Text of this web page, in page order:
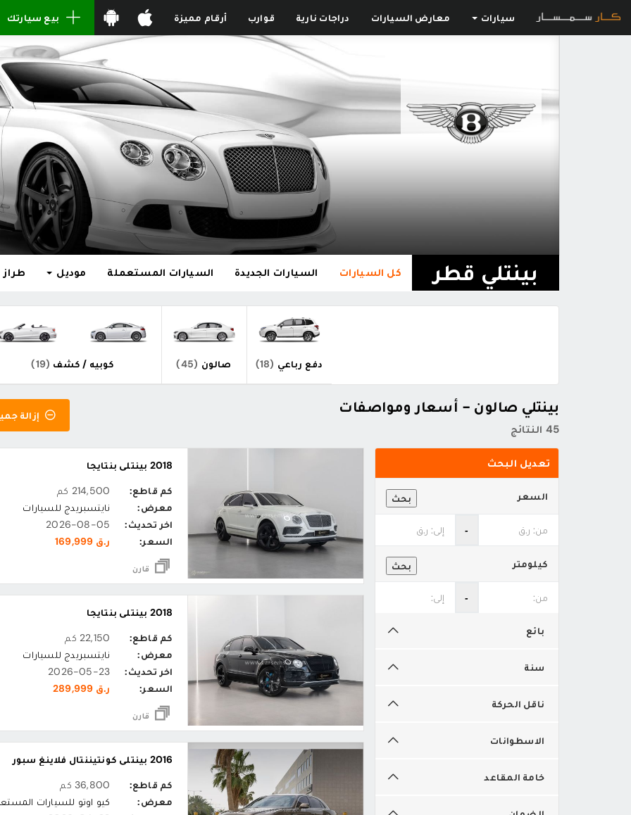
سيارات معارض السيارات دراجات نارية قوارب أرقام مميزة بيع سيارتك
بينتلي قطر كل السيارات السيارات الجديدة السيارات المستعملة موديل
دفع رباعي (18) صالون (45) كوبيه / كشف (19)
بينتلي صالون - أسعار ومواصفات
45 النتائج
إزالة
تعديل البحث
بحث السعر
‐
بحث كيلومتر
‐
بائع
سنة
ناقل الحركة
الاسطوانات
خامة المقاعد
2018 بينتلي بنتايجا
كم قاطع:
214,500 كم
معرض:
نايتسبريدج للسيارات
اخر تحديث:
2026-08-05
السعر:
ر.ق 169,999
قارن
2018 بينتلي بنتايجا
كم قاطع:
22,150 كم
معرض:
نايتسبريدج للسيارات
اخر تحديث:
2026-05-23
السعر:
ر.ق 289,999
قارن
2016 بينتلي كونتيننتال فلاينغ سبور
كم قاطع:
36,800 كم
معرض:
كيو اوتو للسيارات